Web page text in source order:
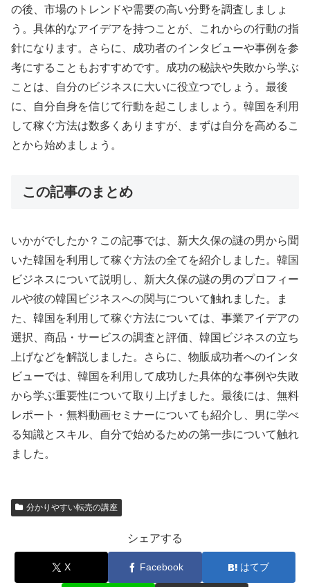
の後、市場のトレンドや需要の高い分野を調査しましょ
う。具体的なアイデアを持つことが、これからの行動の指
針になります。さらに、成功者のインタビューや事例を参
考にすることもおすすめです。成功の秘訣や失敗から学ぶ
ことは、自分のビジネスに大いに役立つでしょう。最後
に、自分自身を信じて行動を起こしましょう。韓国を利用
して稼ぐ方法は数多くありますが、まずは自分を高めるこ
とから始めましょう。
この記事のまとめ
いかがでしたか？この記事では、新大久保の謎の男から聞
いた韓国を利用して稼ぐ方法の全てを紹介しました。韓国
ビジネスについて説明し、新大久保の謎の男のプロフィー
ルや彼の韓国ビジネスへの関与について触れました。ま
た、韓国を利用して稼ぐ方法については、事業アイデアの
選択、商品・サービスの調査と評価、韓国ビジネスの立ち
上げなどを解説しました。さらに、物販成功者へのインタ
ビューでは、韓国を利用して成功した具体的な事例や失敗
から学ぶ重要性について取り上げました。最後には、無料
レポート・無料動画セミナーについても紹介し、男に学べ
る知識とスキル、自分で始めるための第一歩について触れ
ました。
分かりやすい転売の講座
シェアする
X Facebook はてブ